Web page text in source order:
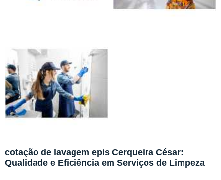
cotação de lavagem epis Cerqueira César:
Qualidade e Eficiência em Serviços de Limpeza